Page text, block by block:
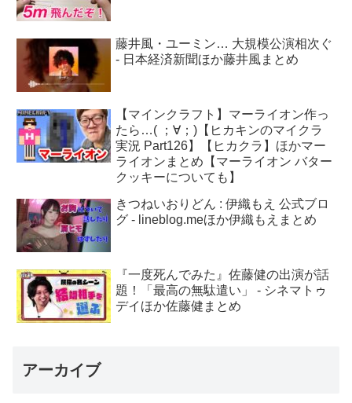
藤井風・ユーミン… 大規模公演相次ぐ
- 日本経済新聞ほか藤井風まとめ
【マインクラフト】マーライオン作っ
たら…( ；∀；)【ヒカキンのマイクラ
実況 Part126】【ヒカクラ】ほかマー
ライオンまとめ【マーライオン バター
クッキーについても】
きつねいおりどん : 伊織もえ 公式ブロ
グ - lineblog.meほか伊織もえまとめ
『一度死んでみた』佐藤健の出演が話
題！「最高の無駄遣い」 - シネマトゥ
デイほか佐藤健まとめ
アーカイブ